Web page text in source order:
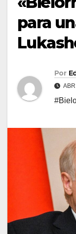
para
Por